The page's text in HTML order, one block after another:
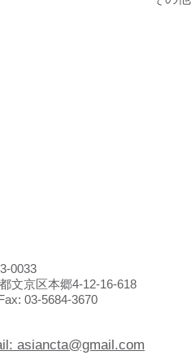
0033
文京区本郷4-12-16-618
03-5684-3670
asiancta@gmail.com